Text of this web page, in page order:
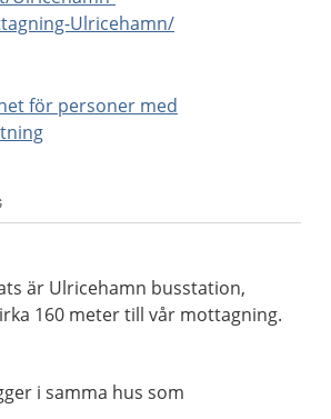
Ulricehamn/
för personer med
är Ulricehamn busstation,
160 meter till vår mottagning.
i samma hus som